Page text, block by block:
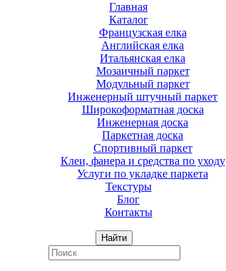
Главная
Каталог
Французская елка
Английская елка
Итальянская елка
Мозаичный паркет
Модульный паркет
Инженерный штучный паркет
Широкоформатная доска
Инженерная доска
Паркетная доска
Спортивный паркет
Клеи, фанера и средства по уходу
Услуги по укладке паркета
Текстуры
Блог
Контакты
Найти